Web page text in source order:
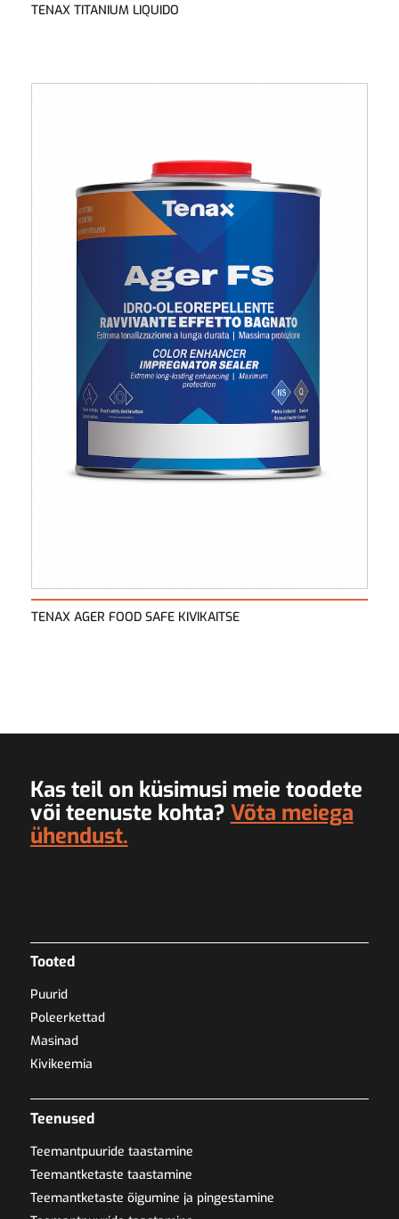
TENAX TITANIUM LIQUIDO
TENAX AGER FOOD SAFE KIVIKAITSE
Kas teil on küsimusi meie toodete
või teenuste kohta? Võta meiega
ühendust.
Tooted
Puurid
Poleerkettad
Masinad
Kivikeemia
Teenused
Teemantpuuride taastamine
Teemantketaste taastamine
Teemantketaste õigumine ja pingestamine